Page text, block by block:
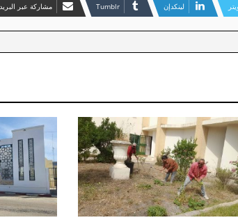
لينكدإن مشاركة عبر البريد